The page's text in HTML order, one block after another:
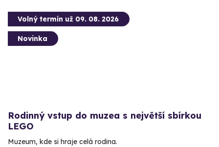
Volný termín už 09. 08. 2026
Novinka
Rodinný vstup do muzea s největší sbírkou
LEGO
Muzeum, kde si hraje celá rodina.